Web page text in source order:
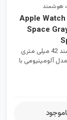
هوشمند
Apple
Space
ساعت هوشمند 42 میلی متری
اپل سری 11 مدل آلومینیومی با